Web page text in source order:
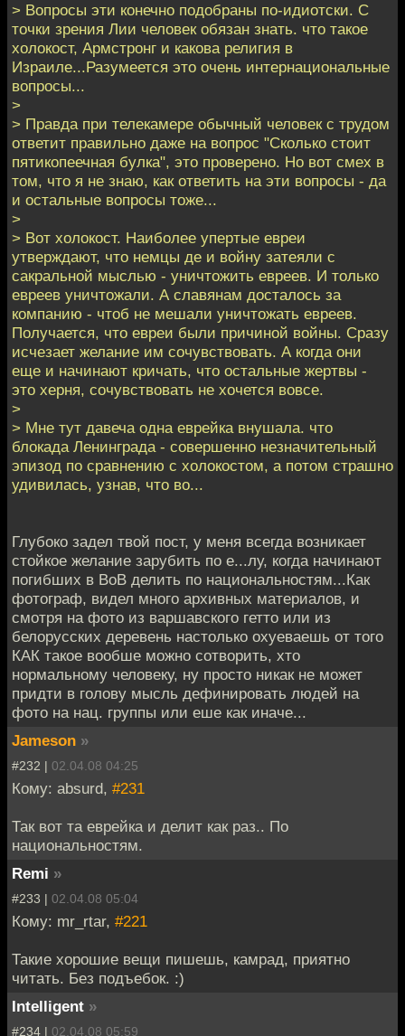
> Вопросы эти конечно подобраны по-идиотски. С
точки зрения Лии человек обязан знать. что такое
холокост, Армстронг и какова религия в
Израиле...Разумеется это очень интернациональные
вопросы...
>
> Правда при телекамере обычный человек с трудом
ответит правильно даже на вопрос "Сколько стоит
пятикопеечная булка", это проверено. Но вот смех в
том, что я не знаю, как ответить на эти вопросы - да
и остальные вопросы тоже...
>
> Вот холокост. Наиболее упертые евреи
утверждают, что немцы де и войну затеяли с
сакральной мыслью - уничтожить евреев. И только
евреев уничтожали. А славянам досталось за
компанию - чтоб не мешали уничтожать евреев.
Получается, что евреи были причиной войны. Сразу
исчезает желание им сочувствовать. А когда они
еще и начинают кричать, что остальные жертвы -
это херня, сочувствовать не хочется вовсе.
>
> Мне тут давеча одна еврейка внушала. что
блокада Ленинграда - совершенно незначительный
эпизод по сравнению с холокостом, а потом страшно
удивилась, узнав, что во...
Глубоко задел твой пост, у меня всегда возникает
стойкое желание зарубить по е...лу, когда начинают
погибших в ВоВ делить по национальностям...Как
фотограф, видел много архивных материалов, и
смотря на фото из варшавского гетто или из
белорусских деревень настолько охуеваешь от того
КАК такое вообше можно сотворить, хто
нормальному человеку, ну просто никак не может
придти в голову мысль дефинировать людей на
фото на нац. группы или еше как иначе...
Jameson »
#232 | 02.04.08 04:25
Кому: absurd, #231
Так вот та еврейка и делит как раз.. По
национальностям.
Remi »
#233 | 02.04.08 05:04
Кому: mr_rtar, #221
Такие хорошие вещи пишешь, камрад, приятно
читать. Без подъебок. :)
Intelligent »
#234 | 02.04.08 05:59